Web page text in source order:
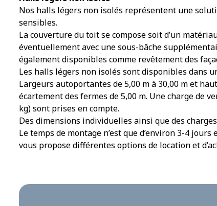
Nos halls légers non isolés représentent une
sensibles.
La couverture du toit se compose soit d’un
éventuellement avec une sous-bâche
également disponibles comme revêtement des
Les halls légers non isolés sont disponibles dans
Largeurs autoportantes de 5,00 m à 30,00 m et
écartement des fermes de 5,00 m. Une charge de
kg) sont prises en compte.
Des dimensions individuelles ainsi que des
Le temps de montage n’est que d’environ 3-4
vous propose différentes options de location et